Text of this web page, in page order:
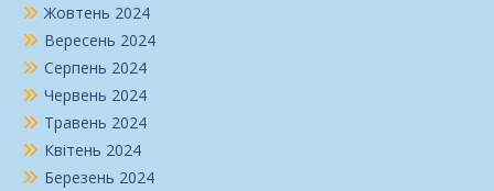
Жовтень 2024
Вересень 2024
Серпень 2024
Червень 2024
Травень 2024
Квітень 2024
Березень 2024